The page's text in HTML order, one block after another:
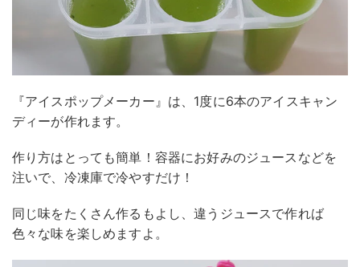
『アイスポップメーカー』は、1度に6本のアイスキャン
ディーが作れます。
作り方はとっても簡単！容器にお好みのジュースなどを
注いで、冷凍庫で冷やすだけ！
同じ味をたくさん作るもよし、違うジュースで作れば
色々な味を楽しめますよ。